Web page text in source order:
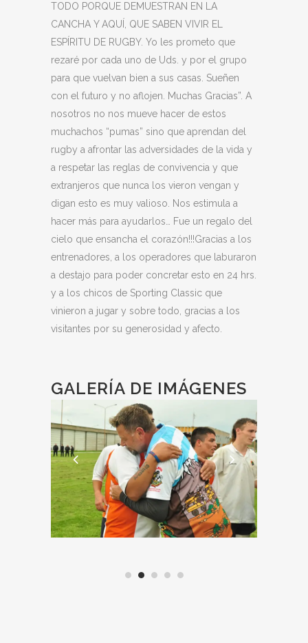
TODO PORQUE DEMUESTRAN EN LA
CANCHA Y AQUÍ, QUE SABEN VIVIR EL
ESPÍRITU DE RUGBY. Yo les prometo que
rezaré por cada uno de Uds. y por el grupo
para que vuelvan bien a sus casas. Sueñen
con el futuro y no aflojen. Muchas Gracias”. A
nosotros no nos mueve hacer de estos
muchachos “pumas” sino que aprendan del
rugby a afrontar las adversidades de la vida y
a respetar las reglas de convivencia y que
extranjeros que nunca los vieron vengan y
digan esto es muy valioso. Nos estimula a
hacer más para ayudarlos… Fue un regalo del
cielo que ensancha el corazón!!!Gracias a los
entrenadores, a los operadores que laburaron
a destajo para poder concretar esto en 24 hrs.
y a los chicos de Sporting Classic que
vinieron a jugar y sobre todo, gracias a los
visitantes por su generosidad y afecto.
GALERÍA DE IMÁGENES